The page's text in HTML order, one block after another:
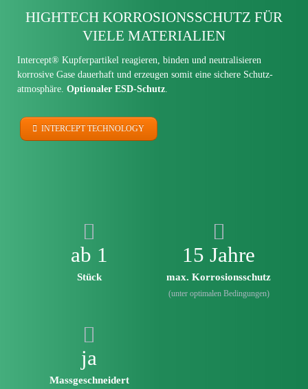
HIGHTECH KORROSIONS­SCHUTZ FÜR
VIELE MATERIALIEN
Intercept® Kupfer­partikel reagieren, binden und neutralisieren
korrosive Gase dauerhaft und erzeugen somit eine sichere Schutz­
atmosphäre. Optionaler ESD-Schutz.
INTERCEPT TECHNOLOGY
ab 1
Stück
15 Jahre
max. Korrosionsschutz
(unter optimalen Bedingungen)
ja
Mass­geschneidert